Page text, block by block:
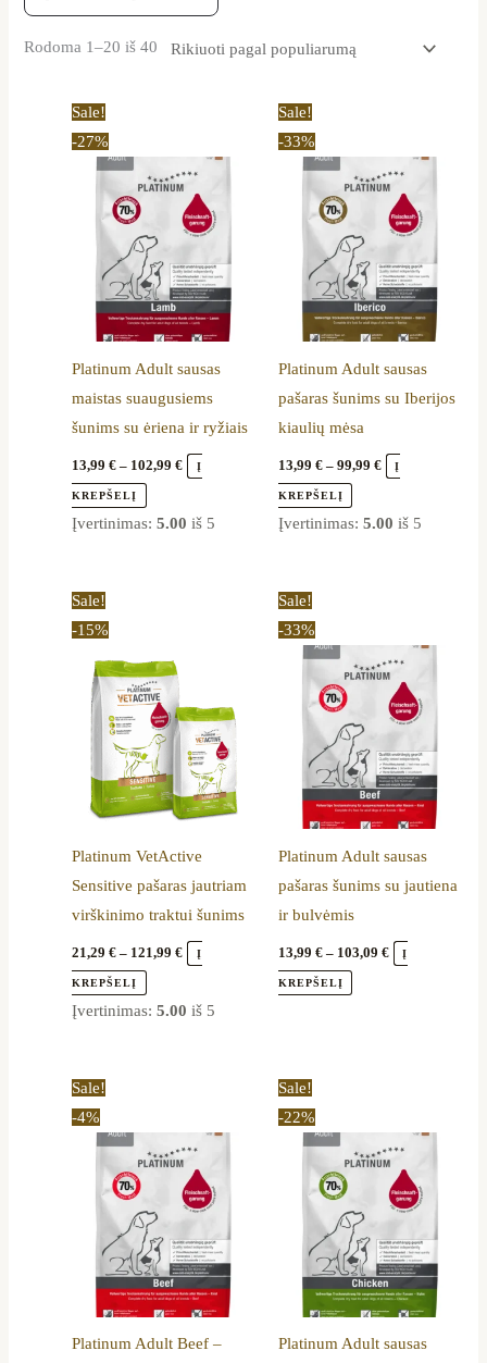
Rodoma 1–20 iš 40
Sale!
-27%
Platinum Adult sausas
maistas suaugusiems
šunims su ėriena ir ryžiais
13,99€ – 102,99€
through
102,99 €
Į
KREPŠELĮ
multiple
variants.
The
options
may
be
chosen
on
the
product
Įvertinimas:5.00 iš 5
Sale!
-33%
Platinum Adult sausas
pašaras šunims su Iberijos
kiaulių mėsa
13,99 € – 99,99 €
through
99,99 €
Į
KREPŠELĮ
multiple
variants.
The
options
may
be
chosen
on
the
product
Įvertinimas: 5.00 iš 5
Sale!
-15%
Platinum VetActive
Sensitive pašaras jautriam
virškinimo traktui šunims
21,29€ – 121,99€ Į
KREPŠELĮ
has
multiple
variants.
The
options
may
chosen
on
the
product
Įvertinimas:5.00 iš 5
Sale!
-33%
Platinum Adult sausas
pašaras šunims su jautiena
ir bulvėmis
13,99 € – 103,09 €
through
103,09 €
Į
KREPŠELĮ
multiple
variants.
The
options
may
be
chosen
on
the
product
Sale!
-4%
Platinum Adult Beef –
72,00 €.
68,99 €.
Sale!
-22%
Platinum Adult sausas
through
86,79 €
multiple
variants.
The
options
may
be
chosen